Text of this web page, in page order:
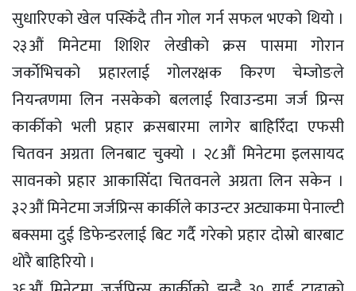
सुधारिएको खेल पस्किँदै तीन गोल गर्न सफल भएको थियो ।
२३औं मिनेटमा शिशिर लेखीको क्रस पासमा गोरान
जर्काेभिचको प्रहारलाई गोलरक्षक किरण चेम्जोङले
नियन्त्रणमा लिन नसकेको बललाई रिवाउन्डमा जर्ज प्रिन्स
कार्कीको भली प्रहार क्रसबारमा लागेर बाहिरिँदा एफसी
चितवन अग्रता लिनबाट चुक्यो । २८औं मिनेटमा इलसायद
सावनको प्रहार आकासिँदा चितवनले अग्रता लिन सकेन ।
३२औं मिनेटमा जर्जप्रिन्स कार्कीले काउन्टर अट्याकमा पेनाल्टी
बक्समा दुई डिफेन्डरलाई बिट गर्दै गरेको प्रहार दोस्रो बारबाट
थोरै बाहिरियो ।